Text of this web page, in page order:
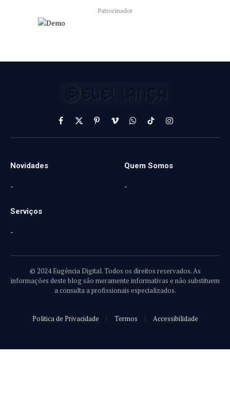
Patrocinador
Facebook
X
(Twitter)
PinterestVimeoWhatsApp
TikTokInstagram
Novidades
-
Quem Somos
-
Serviços
-
© 2024 Eugência Digital. Todos os direitos reservados. As
informações deste blog são meramente informativas e não substituem
a consulta a profissionais especializados.
Politica de Privacidade Termos Accessibilidade